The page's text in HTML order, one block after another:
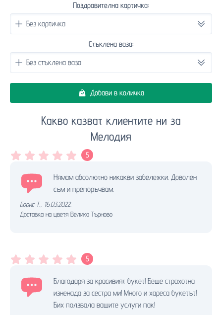
Поздравителна картичка:
Стъклена ваза:
Добави в количка
Какво казват клиентите ни за
Мелодия
5
Нямам абсолютно никакви забележки. Доволен
съм и препоръчвам.
Борис Т.
16.03.2022.
Доставка на цветя Велико Търново
5
Благодаря за красивият букет! Беше страхотна
изненада за сестра ми! Много и хареса букетът!
Бих ползвала вашите услуги пак!